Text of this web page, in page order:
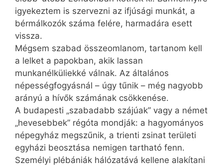
igyekeztem is szervezni az ifjúsági munkát, a
bérmálkozók száma felére, harmadára esett
vissza.
Mégsem szabad összeomlanom, tartanom kell
a lelket a papokban, akik lassan
munkanélküliekké válnak. Az általános
népességfogyásnál – úgy tűnik – még nagyobb
arányú a hívők számának csökkenése.
A budapesti „szabadabb szájúak” vagy a német
„hevesebbek” régóta mondják: a hagyományos
népegyház megszűnik, a trienti zsinat területi
egyházi beosztása nemigen tartható fenn.
Személyi plébániák hálózatává kellene alakítani